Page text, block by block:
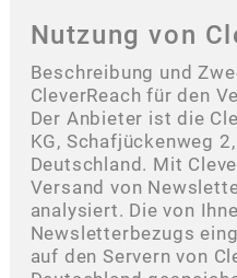
Nutzung von
Beschreibung und
CleverReach für den
Der Anbieter ist die
KG, Schafjückenweg
Deutschland. Mit
Versand von
analysiert. Die von
Newsletterbezugs
auf den Servern von